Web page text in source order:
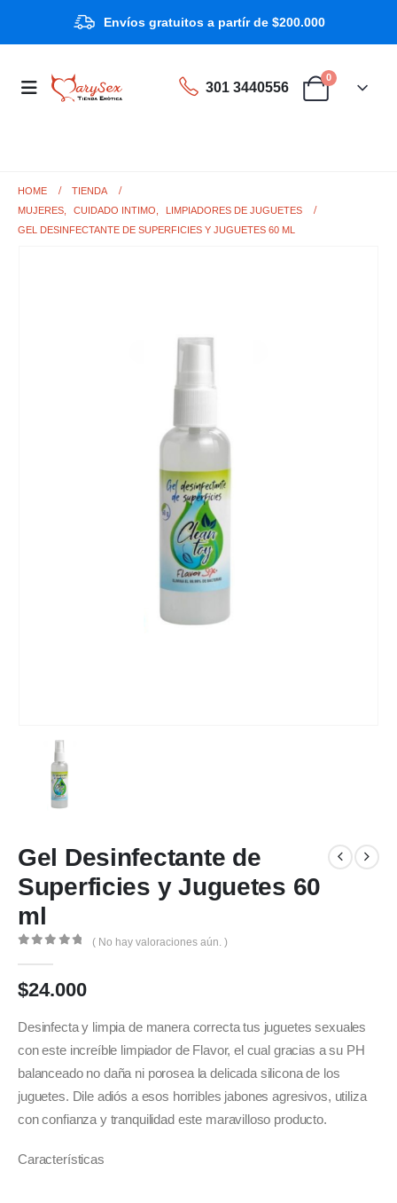
Envíos gratuitos a partír de $200.000
301 3440556
0
HOME
TIENDA
MUJERES
CUIDADO INTIMO
LIMPIADORES DE JUGUETES
GEL DESINFECTANTE DE SUPERFICIES Y JUGUETES 60 ML
Gel Desinfectante de
Superficies y Juguetes 60
ml
( No hay valoraciones aún. )
$24.000
Desinfecta y limpia de manera correcta tus juguetes sexuales
con este increíble limpiador de Flavor, el cual gracias a su PH
balanceado no daña ni porosea la delicada silicona de los
juguetes. Dile adiós a esos horribles jabones agresivos, utiliza
con confianza y tranquilidad este maravilloso producto.
Características